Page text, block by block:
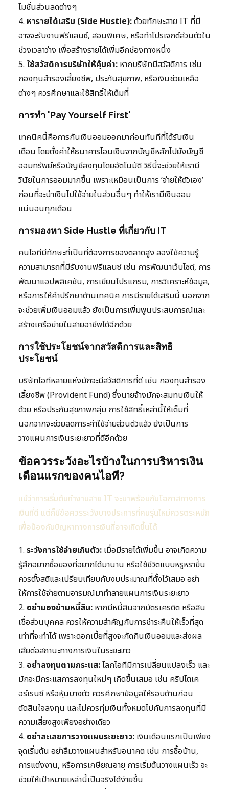
โมชั่นส่วนลดต่างๆ
4. หารายได้เสริม (Side Hustle):ด้วยทักษะสาย IT ที่มี
อาจจะรับงานฟรีแลนซ์, สอนพิเศษ, หรือทำโปรเจกต์ส่วนตัวใน
ช่วงเวลาว่าง เพื่อสร้างรายได้เพิ่มอีกช่องทางหนึ่ง
5. ใช้สวัสดิการบริษัทให้คุ้มค่า: หากบริษัทมีสวัสดิการ เช่น
กองทุนสำรองเลี้ยงชีพ, ประกันสุขภาพ, หรือเงินช่วยเหลือ
ต่างๆ ควรศึกษาและใช้สิทธิ์ให้เต็มที่
การทำ 'Pay Yourself First'
เทคนิคนี้คือการกันเงินออมออกมาก่อนทันทีที่ได้รับเงิน
เดือน โดยตั้งค่าให้ธนาคารโอนเงินจากบัญชีหลักไปยังบัญชี
ออมทรัพย์หรือบัญชีลงทุนโดยอัตโนมัติ วิธีนี้จะช่วยให้เรามี
วินัยในการออมมากขึ้น เพราะเหมือนเป็นการ ‘จ่ายให้ตัวเอง’
ก่อนที่จะนำเงินไปใช้จ่ายในส่วนอื่นๆ ทำให้เรามีเงินออม
แน่นอนทุกเดือน
การมองหา Side Hustle ที่เกี่ยวกับ IT
คนไอทีมีทักษะที่เป็นที่ต้องการของตลาดสูง ลองใช้ความรู้
ความสามารถที่มีรับงานฟรีแลนซ์ เช่น การพัฒนาเว็บไซต์, การ
พัฒนาแอปพลิเคชัน, การเขียนโปรแกรม, การวิเคราะห์ข้อมูล,
หรือการให้คำปรึกษาด้านเทคนิค การมีรายได้เสริมนี้ นอกจาก
จะช่วยเพิ่มเงินออมแล้ว ยังเป็นการเพิ่มพูนประสบการณ์และ
สร้างเครือข่ายในสายอาชีพได้อีกด้วย
การใช้ประโยชน์จากสวัสดิการและสิทธิ
ประโยชน์
บริษัทไอทีหลายแห่งมักจะมีสวัสดิการที่ดี เช่น กองทุนสำรอง
เลี้ยงชีพ (Provident Fund) ซึ่งนายจ้างมักจะสมทบเงินให้
ด้วย หรือประกันสุขภาพกลุ่ม การใช้สิทธิ์เหล่านี้ให้เต็มที่
นอกจากจะช่วยลดภาระค่าใช้จ่ายส่วนตัวแล้ว ยังเป็นการ
วางแผนการเงินระยะยาวที่ดีอีกด้วย
ข้อควรระวังอะไรบ้างในการบริหารเงิน
เดือนแรกของคนไอที?
แม้ว่าการเริ่มต้นทำงานสาย IT จะมาพร้อมกับโอกาสทางการ
เงินที่ดี แต่ก็มีข้อควรระวังบางประการที่คนรุ่นใหม่ควรตระหนัก
เพื่อป้องกันปัญหาทางการเงินที่อาจเกิดขึ้นได้
1. ระวังการใช้จ่ายเกินตัว: เมื่อมีรายได้เพิ่มขึ้น อาจเกิดความ
รู้สึกอยากซื้อของที่อยากได้มานาน หรือใช้ชีวิตแบบหรูหราขึ้น
ควรตั้งสติและเปรียบเทียบกับงบประมาณที่ตั้งไว้เสมอ อย่า
ให้การใช้จ่ายตามอารมณ์มาทำลายแผนการเงินระยะยาว
2. อย่ามองข้ามหนี้สิน: หากมีหนี้สินจากบัตรเครดิต หรือสิน
เชื่อส่วนบุคคล ควรให้ความสำคัญกับการชำระคืนให้เร็วที่สุด
เท่าที่จะทำได้ เพราะดอกเบี้ยที่สูงจะกัดกินเงินออมและส่งผล
เสียต่อสถานะทางการเงินในระยะยาว
3. อย่าลงทุนตามกระแส:โลกไอทีมีการเปลี่ยนแปลงเร็ว และ
มักจะมีกระแสการลงทุนใหม่ๆ เกิดขึ้นเสมอ เช่น คริปโตเค
อร์เรนซี หรือหุ้นบางตัว ควรศึกษาข้อมูลให้รอบด้านก่อน
ตัดสินใจลงทุน และไม่ควรทุ่มเงินทั้งหมดไปกับการลงทุนที่มี
ความเสี่ยงสูงเพียงอย่างเดียว
4. อย่าละเลยการวางแผนระยะยาว: เงินเดือนแรกเป็นเพียง
จุดเริ่มต้น อย่าลืมวางแผนสำหรับอนาคต เช่น การซื้อบ้าน,
การแต่งงาน, หรือการเกษียณอายุ การเริ่มต้นวางแผนเร็ว จะ
ช่วยให้เป้าหมายเหล่านี้เป็นจริงได้ง่ายขึ้น